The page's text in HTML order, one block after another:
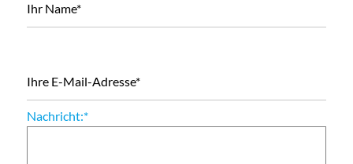
Ihr Name*
Ihre E-Mail-Adresse*
Nachricht:*